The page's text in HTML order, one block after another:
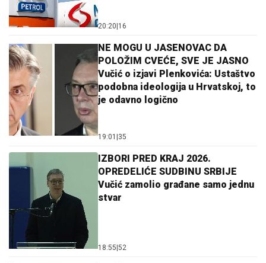
20:20 16
NE MOGU U JASENOVAC DA
POLOŽIM CVEĆE, SVE JE JASNO
Vučić o izjavi Plenkovića: Ustaštvo
podobna ideologija u Hrvatskoj, to
je odavno logično
19:01 35
IZBORI PRED KRAJ 2026.
OPREDELIĆE SUDBINU SRBIJE
Vučić zamolio građane samo jednu
stvar
18:55 52